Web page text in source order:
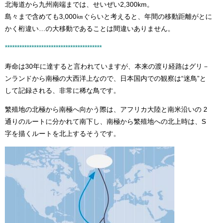
北海道から九州南端までは、せいぜい2,300km。
島々まで含めても3,000㎞ぐらいと考えると、年間の移動距離がとに
かく桁違い…の大移動であることは間違いありません。
****************************************
寿命は30年に達すると言われていますが、本来の渡り経路はグリ－
ンランドから南極の大西洋上なので、日本国内での観察は“迷鳥”と
して記録される、非常に稀な鳥です。
繁殖地の北極から南極へ向かう際は、アフリカ大陸と南米沿いの 2
通りのルートに分かれて南下し、南極から繁殖地への北上時は、S
字を描くルートを北上するそうです。